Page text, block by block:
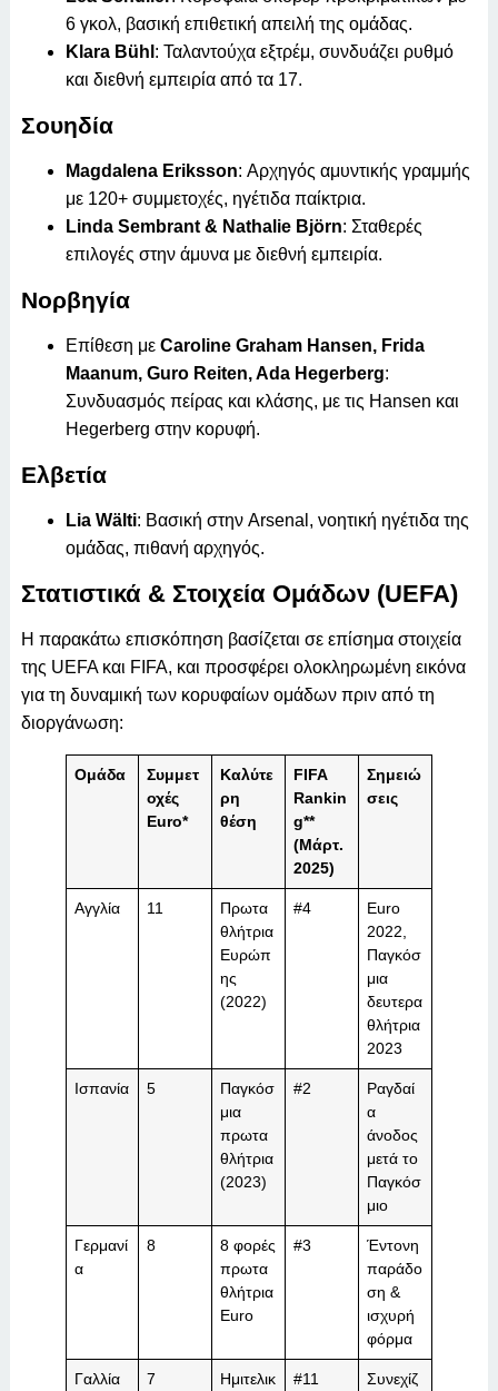
6 γκολ, βασική επιθετική απειλή της ομάδας.
Klara Bühl : Ταλαντούχα εξτρέμ, συνδυάζει ρυθμό
και διεθνή εμπειρία από τα 17.
Σουηδία
Magdalena Eriksson: Αρχηγός αμυντικής γραμμής
με 120+ συμμετοχές, ηγέτιδα παίκτρια.
Linda Sembrant & Nathalie Björn: Σταθερές
επιλογές στην άμυνα με διεθνή εμπειρία.
Νορβηγία
Επίθεση με Caroline Graham Hansen, Frida
Maanum, Guro Reiten, Ada Hegerberg:
Συνδυασμός πείρας και κλάσης, με τις Hansen και
Hegerberg στην κορυφή.
Ελβετία
Lia Wälti: Βασική στην Arsenal, νοητική ηγέτιδα της
ομάδας, πιθανή αρχηγός.
Στατιστικά & Στοιχεία Ομάδων (UEFA)
Η παρακάτω επισκόπηση βασίζεται σε επίσημα στοιχεία
της UEFA και FIFA, και προσφέρει ολοκληρωμένη εικόνα
για τη δυναμική των κορυφαίων ομάδων πριν από τη
διοργάνωση:
Ομάδα
Συμμετ
οχές
Euro*
Καλύτε
ρη
θέση
FIFA
Rankin
g**
(Μάρτ.
2025)
Σημειώ
σεις
Αγγλία 11
Πρωτα
θλήτρια
Ευρώπ
ης
(2022)
#4
Euro
2022,
Παγκόσ
μια
δευτερα
θλήτρια
2023
Ισπανία 5
Παγκόσ
μια
πρωτα
θλήτρια
(2023)
#2
Ραγδαί
α
άνοδος
μετά το
Παγκόσ
μιο
Γερμανί
α
8
8 φορές
πρωτα
θλήτρια
Euro
#3
Έντονη
παράδο
ση &
ισχυρή
φόρμα
Γαλλία 7
Ημιτελικ
#11
Συνεχίζ